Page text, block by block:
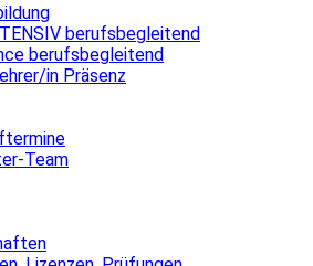
berufsbegleitend
berufsbegleitend
in Präsenz
Team